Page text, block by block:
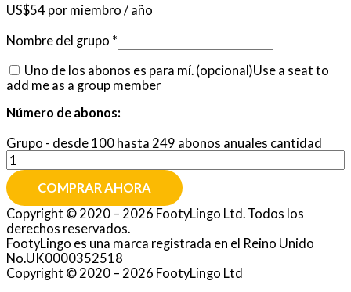
US$54 por miembro / año
Nombre del grupo *
Uno de los abonos es para mí. (opcional)Use a seat to
add me as a group member
Número de abonos:
Grupo - desde 100 hasta 249 abonos anuales cantidad
COMPRAR AHORA
Copyright © 2020 – 2026 FootyLingo Ltd. Todos los
derechos reservados.
FootyLingo es una marca registrada en el Reino Unido
No.UK0000352518
Copyright © 2020 – 2026 FootyLingo Ltd